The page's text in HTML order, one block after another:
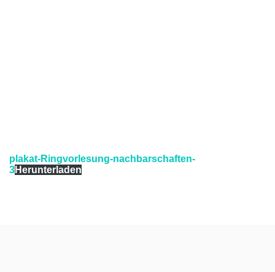
plakat-Ringvorlesung-nachbarschaften-
3Herunterladen